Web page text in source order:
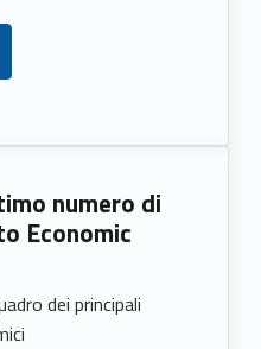
numero di
Economic
dei principali